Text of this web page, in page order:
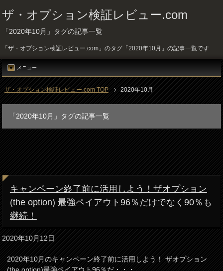
ザ・オプション検証レビュー.com
「2020年10月」タグの記事一覧
「ザ・オプション検証レビュー.com」のタグ「2020年10月」の記事一覧です
メニュー
ザ・オプション検証レビュー.com TOP 2020年10月
「2020年10月」タグの記事一覧
キャンペーン終了前に活用しよう！ザオプション
(the option) 最強ペイアウト96％だけでなく90％も
継続！
2020年10月12日
2020年10月のキャンペーン終了前に活用しよう！ ザオプション